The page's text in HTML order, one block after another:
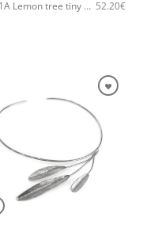
5471A Lemon tree tiny χειροποίητο κολιέ Catherine bijoux Ασημί 52.20€